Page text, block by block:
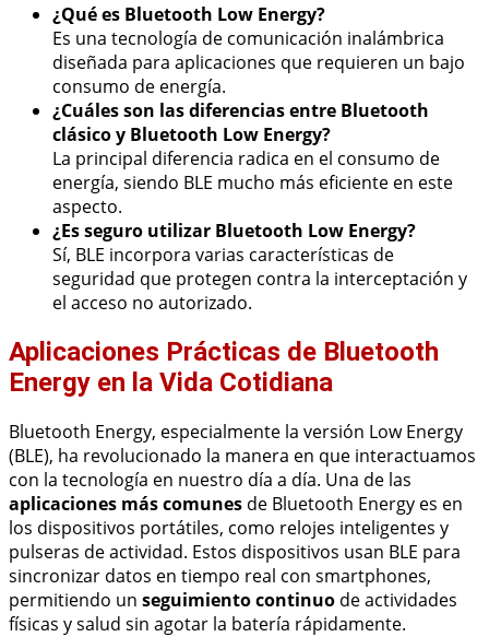
¿Qué es Bluetooth Low Energy?
Es una tecnología de comunicación inalámbrica
diseñada para aplicaciones que requieren un bajo
consumo de energía.
¿Cuáles son las diferencias entre Bluetooth
clásico y Bluetooth Low Energy?
La principal diferencia radica en el consumo de
energía, siendo BLE mucho más eficiente en este
aspecto.
¿Es seguro utilizar Bluetooth Low Energy?
Sí, BLE incorpora varias características de
seguridad que protegen contra la interceptación y
el acceso no autorizado.
Aplicaciones Prácticas de Bluetooth
Energy en la Vida Cotidiana
Bluetooth Energy, especialmente la versión Low Energy
(BLE), ha revolucionado la manera en que interactuamos
con la tecnología en nuestro día a día. Una de las
aplicaciones más comunes de Bluetooth Energy es en
los dispositivos portátiles, como relojes inteligentes y
pulseras de actividad. Estos dispositivos usan BLE para
sincronizar datos en tiempo real con smartphones,
permitiendo un seguimiento continuo de actividades
físicas y salud sin agotar la batería rápidamente.